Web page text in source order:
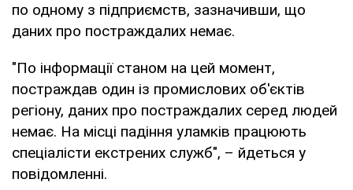
по одному з підприємств, зазначивши, що
даних про постраждалих немає.
"По інформації станом на цей момент,
постраждав один із промислових об'єктів
регіону, даних про постраждалих серед людей
немає. На місці падіння уламків працюють
спеціалісти екстрених служб", – йдеться у
повідомленні.